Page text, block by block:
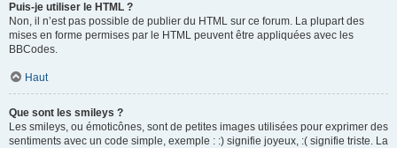
Puis-je utiliser le HTML ?
Non, il n’est pas possible de publier du HTML sur ce forum. La plupart des
mises en forme permises par le HTML peuvent être appliquées avec les
BBCodes.
Haut
Que sont les smileys ?
Les smileys, ou émoticônes, sont de petites images utilisées pour exprimer des
sentiments avec un code simple, exemple : :) signifie joyeux, :( signifie triste. La